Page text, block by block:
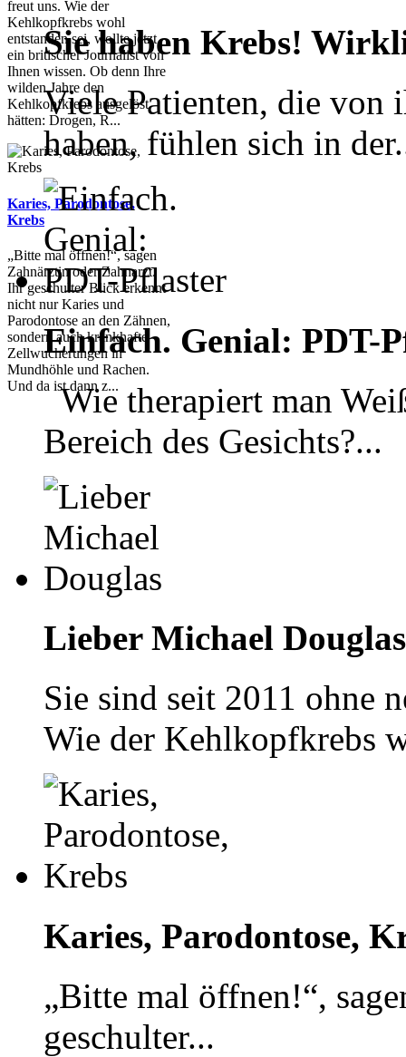
freut uns. Wie der
Kehlkopfkrebs wohl
entstanden sei, wollte jetzt
ein britischer Journalist von
Ihnen wissen. Ob denn Ihre
wilden Jahre den
Kehlkopfkrebs ausgelöst
hätten: Drogen, R...
Karies, Parodontose,
Krebs
„Bitte mal öffnen!“, sagen
Zahnärztin oder Zahnarzt.
Ihr geschulter Blick erkennt
nicht nur Karies und
Parodontose an den Zähnen,
sondern auch krankhafte
Zellwucherungen in
Mundhöhle und Rachen.
Und da ist dann z...
Sie haben Krebs!
Viele Patienten, die von
haben, fühlen sich in
Einfach. Genial: PDT-
Wie therapiert man
Bereich des Gesichts?...
Lieber Michael Douglas
Sie sind seit 2011 ohne
Wie der Kehlkopfkrebs
Karies, Parodontose,
„Bitte mal öffnen!“,
geschulter...